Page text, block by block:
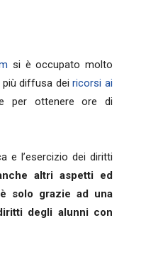
si è occupato molto
più diffusa deiricorsi ai
per ottenere ore di
e l’esercizio dei diritti
altri aspetti ed
solo grazie ad una
degli alunni con